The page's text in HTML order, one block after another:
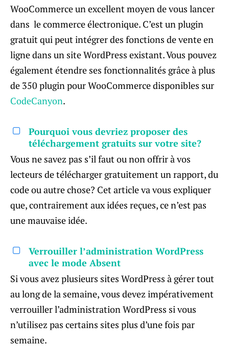
WooCommerce un excellent moyen de vous lancer
dans le commerce électronique. C’est un plugin
gratuit qui peut intégrer des fonctions de vente en
ligne dans un site WordPress existant. Vous pouvez
également étendre ses fonctionnalités grâce à plus
de 350 plugin pour WooCommerce disponibles sur
CodeCanyon.
Pourquoi vous devriez proposer des
téléchargement gratuits sur votre site?
Vous ne savez pas s’il faut ou non offrir à vos
lecteurs de télécharger gratuitement un rapport, du
code ou autre chose? Cet article va vous expliquer
que, contrairement aux idées reçues, ce n’est pas
une mauvaise idée.
Verrouiller l’administration WordPress
avec le mode Absent
Si vous avez plusieurs sites WordPress à gérer tout
au long de la semaine, vous devez impérativement
verrouiller l’administration WordPress si vous
n’utilisez pas certains sites plus d’une fois par
semaine.